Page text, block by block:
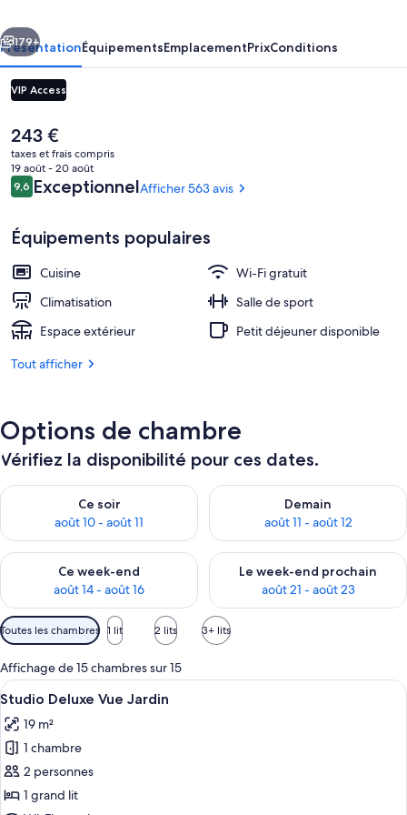
-
Invalides
Terrasse sur le toit
Suivant
179+
PrésentationÉquipementsEmplacementPrixConditions
VIP Access
Le
prix
actuel
est
de
243 €
taxes et frais compris
19 août - 20 août
Avis
voyageurs
9,69,6 sur 10
ExceptionnelAfficher 563 avis
Équipements populaires
Cuisine
Wi-Fi gratuit
Climatisation
Salle de sport
Espace extérieur
Petit déjeuner disponible
Tout afficher
Options de chambre
Vérifiez la disponibilité pour ces dates.
Ce soir
août 10 - août 11
Vérifier la disponibilité pour ce soir août 10 - août 11
Demain
août 11 - août 12
Vérifier la disponibilité pour
Ce week-end
août 14 - août 16
Vérifier la disponibilité pour ce week-end août 14 - août 16
Le week-end prochain
août 21 - août 23
Vérifier la disponibilité pour
Filtres
disponibles
pour
les
chambres
Toutes les chambres 1 lit 2 lits 3+ lits
Affichage de 15 chambres sur 15
Afficher
toutes
les
photos
pour
ce
Une chambre d’hôtel comprenant
12
Studio Deluxe Vue Jardin
19 m²
1 chambre
2 personnes
1 grand lit